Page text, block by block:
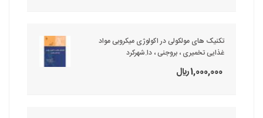
تکنیک های مولکولی در اکولوژی میکروبی مواد
غذایی تخمیری ، بروجنی ، دا.شهرکرد
1,000,000 ريال